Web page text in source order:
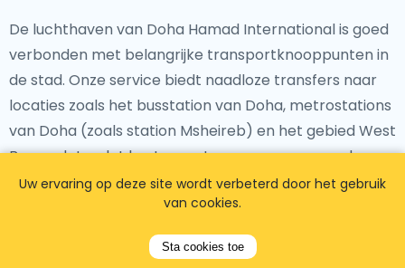
De luchthaven van Doha Hamad International is goed
verbonden met belangrijke transportknooppunten in
de stad. Onze service biedt naadloze transfers naar
locaties zoals het busstation van Doha, metrostations
van Doha (zoals station Msheireb) en het gebied West
Bay, zodat u vlot kunt overstappen voor uw verdere
reis.
Uw ervaring op deze site wordt verbeterd door het gebruik
van cookies.
Sta cookies toe